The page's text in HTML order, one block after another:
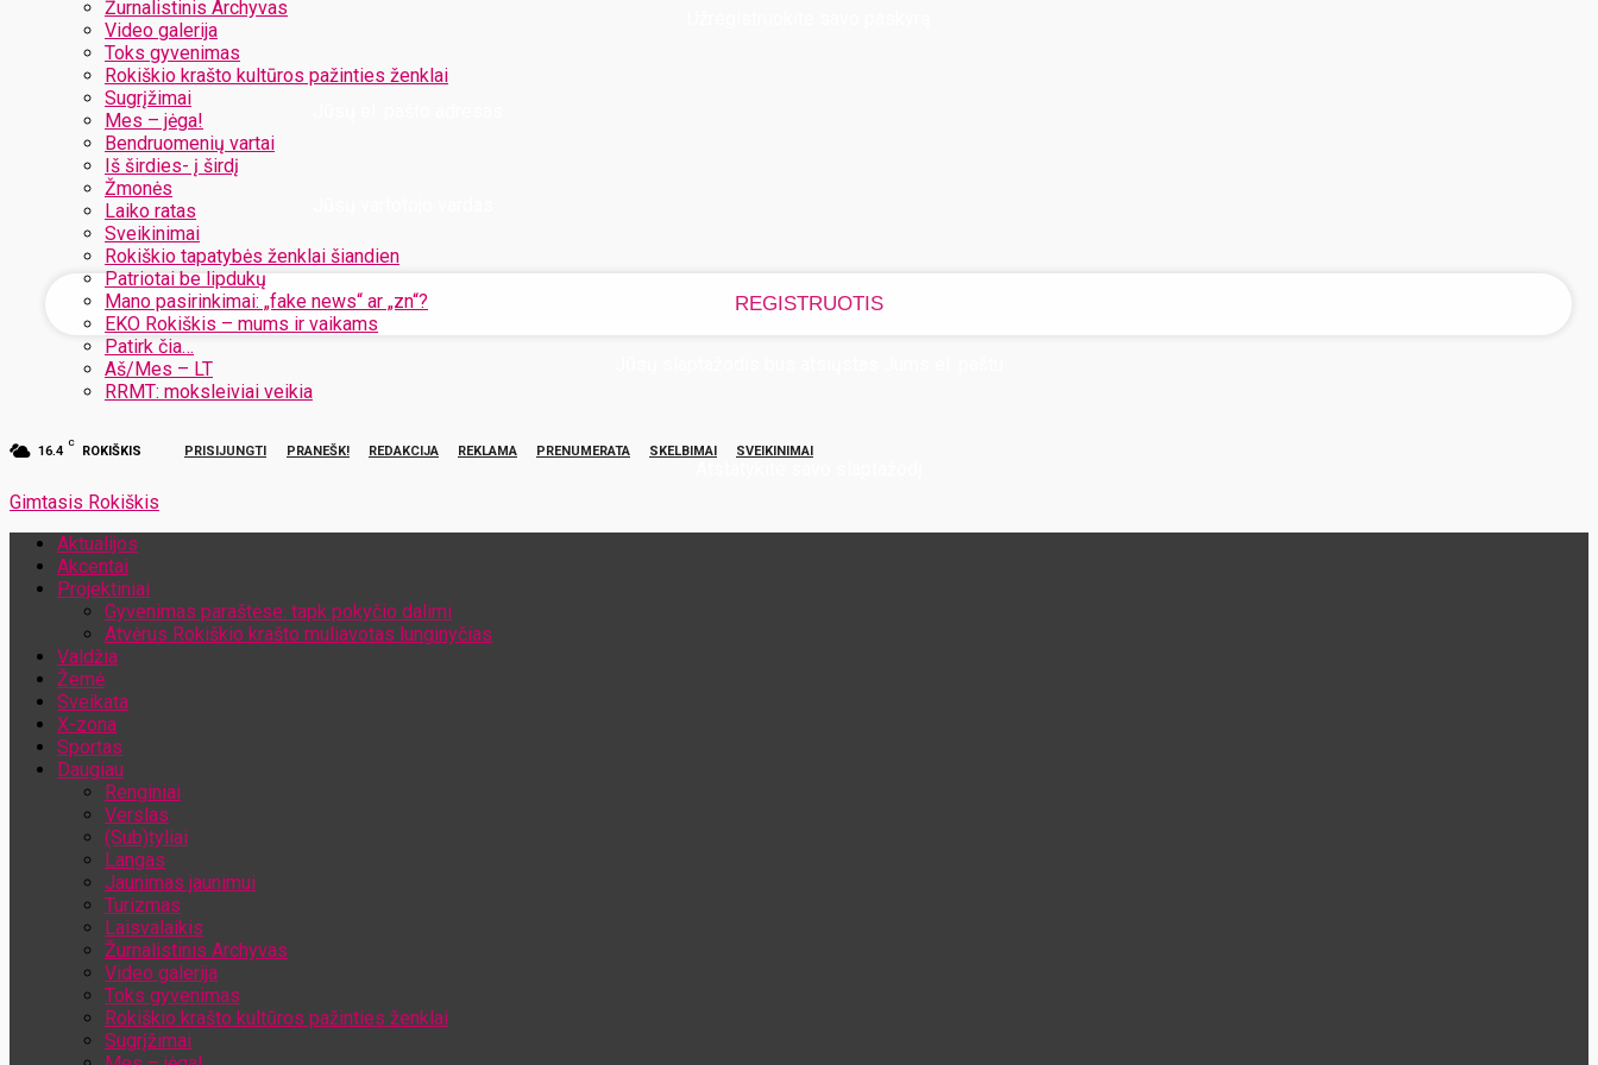
Žurnalistinis Archyvas
Video galerija
Toks gyvenimas
Rokiškio krašto kultūros pažinties ženklai
Sugrįžimai
Mes – jėga!
Bendruomenių vartai
Iš širdies- į širdį
Žmonės
Laiko ratas
Sveikinimai
Rokiškio tapatybės ženklai šiandien
Patriotai be lipdukų
Mano pasirinkimai: „fake news“ ar „zn“?
EKO Rokiškis – mums ir vaikams
Patirk čia…
Aš/Mes – LT
RRMT: moksleiviai veikia
16.4
C
ROKIŠKIS PRISIJUNGTI PRANEŠK! REDAKCIJA REKLAMA PRENUMERATA SKELBIMAI SVEIKINIMAI
Gimtasis Rokiškis
Aktualijos
Akcentai
Projektiniai
Gyvenimas paraštėse: tapk pokyčio dalimi
Atvėrus Rokiškio krašto muliavotas lunginyčias
Valdžia
Žemė
Sveikata
X-zona
Sportas
Daugiau
Renginiai
Verslas
(Sub)tyliai
Langas
Jaunimas jaunimui
Turizmas
Laisvalaikis
Žurnalistinis Archyvas
Video galerija
Toks gyvenimas
Rokiškio krašto kultūros pažinties ženklai
Sugrįžimai